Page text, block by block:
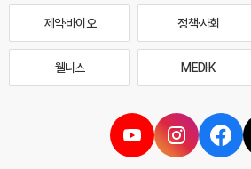
제약·바이오 정책·사회
웰니스 MEDI·K